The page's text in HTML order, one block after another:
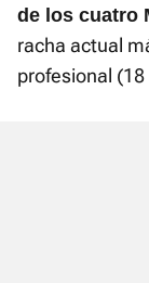
de los cuatro
racha actual
profesional